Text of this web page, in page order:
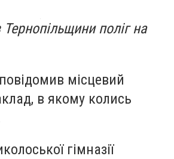
поліг на
місцевий
в якому колись
гімназії